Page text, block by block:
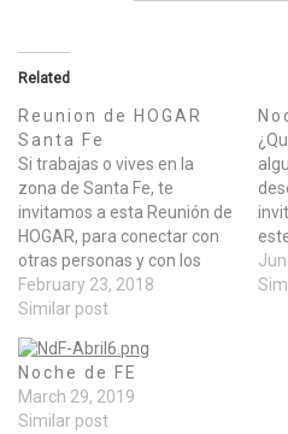
Related
Reunion de HOGAR
Santa Fe
Si trabajas o vives en la
zona de Santa Fe, te
invitamos a esta Reunión de
HOGAR, para conectar con
otras personas y con los
principios de la Palabra de
Dios para prosperar en
todas las áreas de su vida.
En esta temporada
estaremos cubriendo 5
Estudios del Programa…
February 23, 2018
Similar post
Noche de FE
March 29, 2019
Similar post